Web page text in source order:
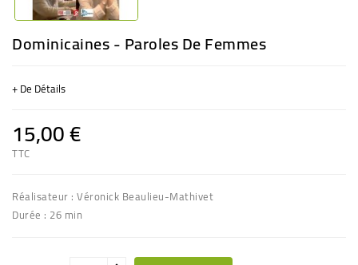
Dominicaines - Paroles De Femmes
+ De Détails
15,00 €
TTC
Réalisateur : Véronick Beaulieu-Mathivet
Durée : 26 min